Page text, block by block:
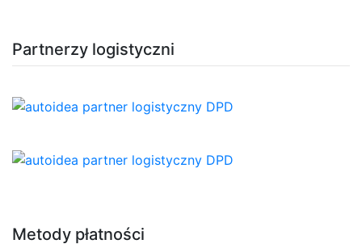
Partnerzy logistyczni
Metody płatności